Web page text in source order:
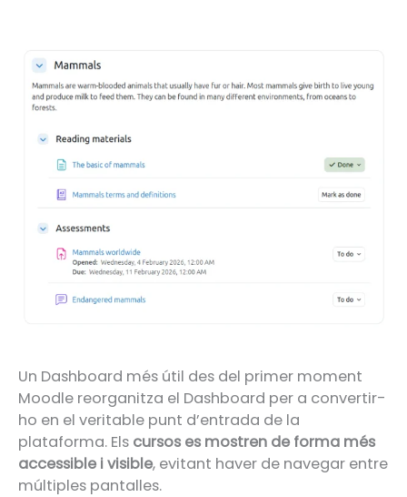
Un Dashboard més útil des del primer moment
Moodle reorganitza el Dashboard per a convertir-
ho en el veritable punt d’entrada de la
plataforma. Els cursos es mostren de forma més
accessible i visible, evitant haver de navegar entre
múltiples pantalles.